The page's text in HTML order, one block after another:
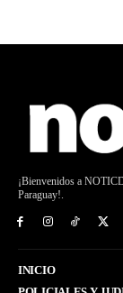
¡Bienvenidos a
Paraguay!.
INICIO